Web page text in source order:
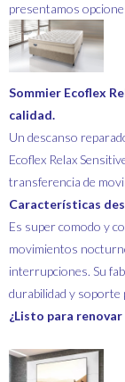
presentamos
Sommier Ecoflex
calidad.
Un descanso
Ecoflex Relax
transferencia de
Características
Es super comodo y
movimientos
interrupciones. Su
durabilidad y soporte
¿Listo para